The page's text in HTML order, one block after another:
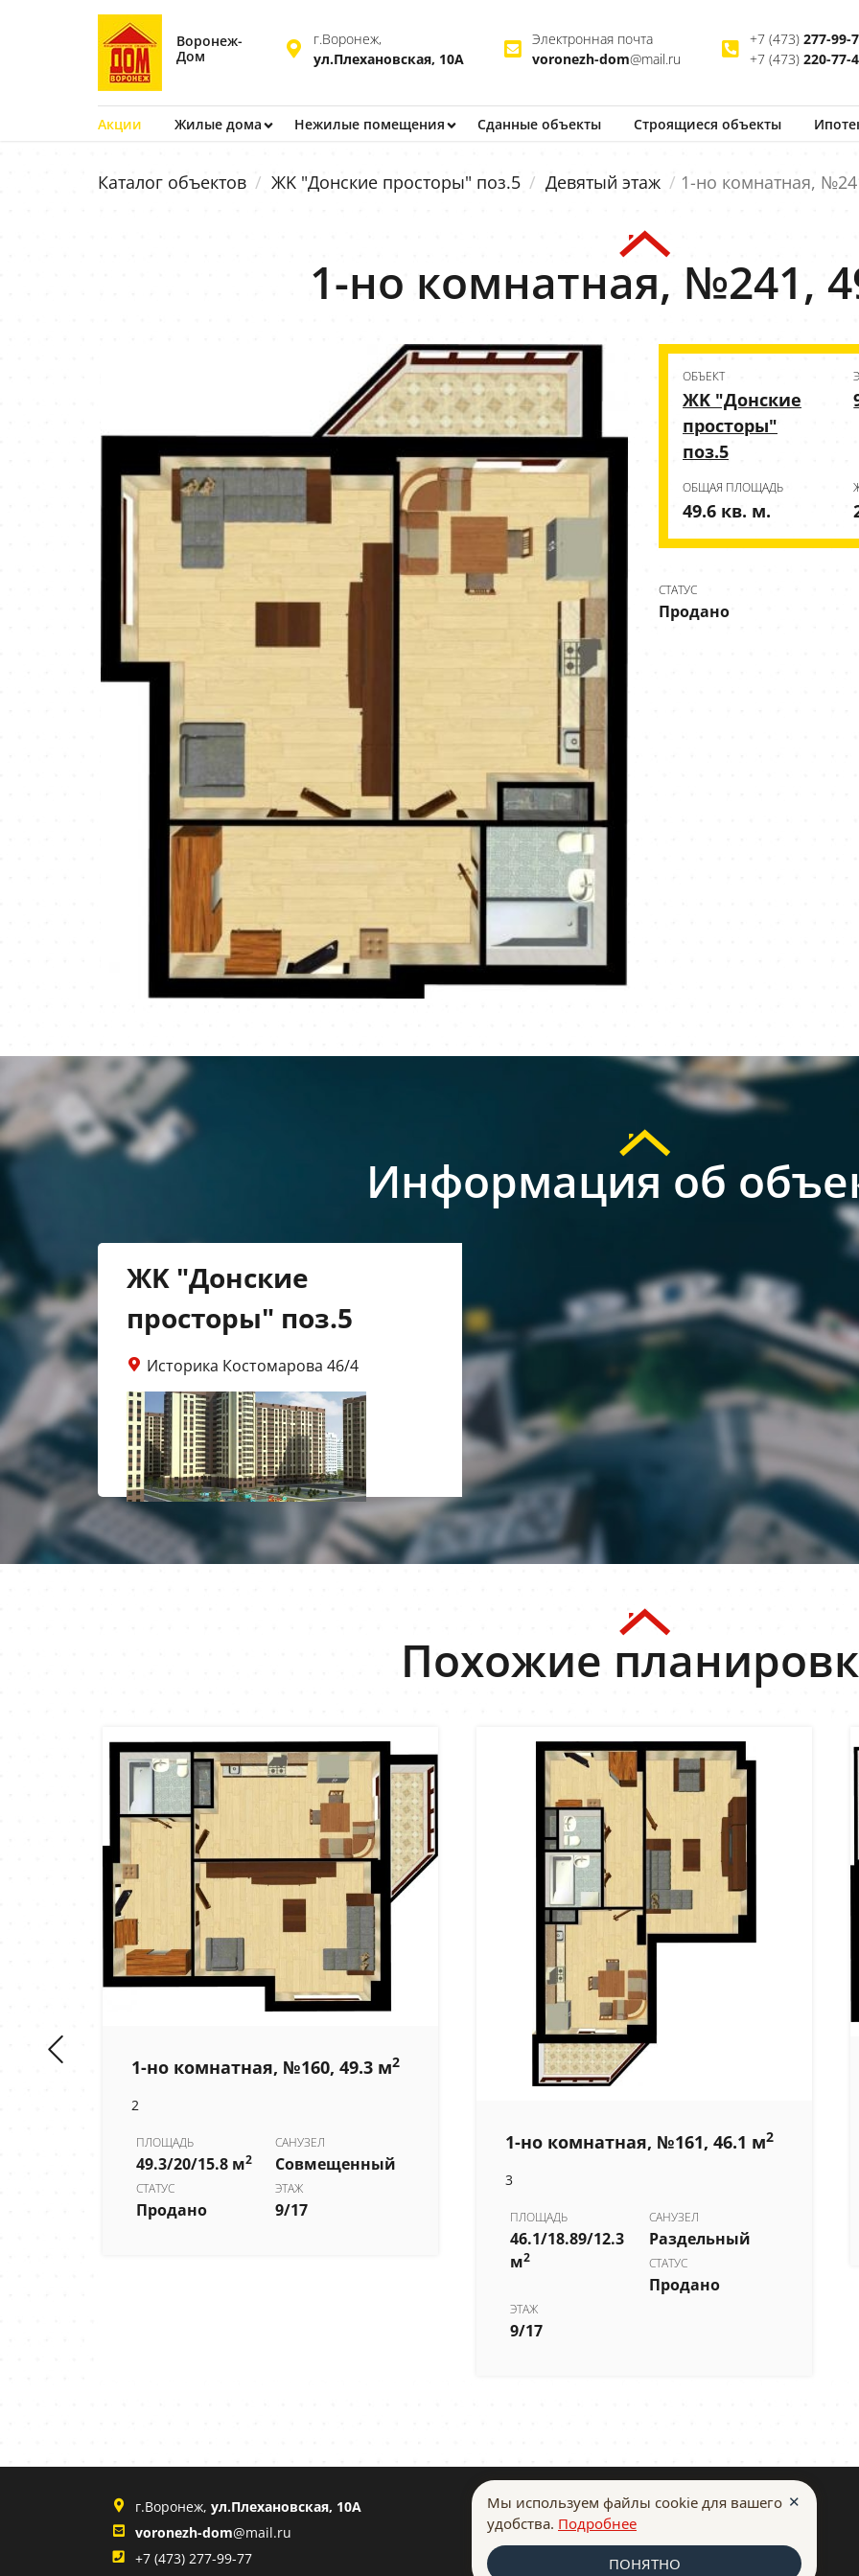
Воронеж-
Дом
г.Воронеж,
ул.Плехановская, 10А
Электронная почта
voronezh-dom@mail.ru
+7 (473) 277-99-
+7 (473) 220-77-
Акции Жилые дома Нежилые помещения Сданные объекты Строящиеся объекты
Каталог объектов ЖK "Донские просторы" поз.5 Девятый этаж 1-но комнатная,
1-но комнатная, №241,
ОБЪЕКТ
ЖK "Донские
просторы"
поз.5
ОБЩАЯ ПЛОЩАДЬ
49.6 кв. м.
СТАТУС
Продано
Информация об
ЖK "Донские
просторы" поз.5
Историка Костомарова 46/4
Похожие
1-но комнатная, №160, 49.3 м2
2
ПЛОЩАДЬ
49.3/20/15.8 м2
САНУЗЕЛ
Совмещенный
СТАТУС
Продано
ЭТАЖ
9/17
1-но комнатная, №161, 46.1 м2
3
ПЛОЩАДЬ
46.1/18.89/12.3
м2
САНУЗЕЛ
Раздельный
СТАТУС
Продано
ЭТАЖ
9/17
г.Воронеж, ул.Плехановская, 10А
voronezh-dom@mail.ru
+7 (473) 277-99-77
Воронеж-Дом
© Все права защищены, 2018
Мы используем файлы cookie для вашего
удобства. Подробнее
✕
ПОНЯТНО